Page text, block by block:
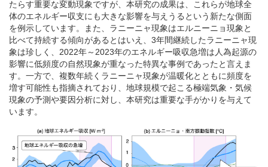
たらす重要な変動現象ですが、本研究の成果は、これらが地球全
体のエネルギー収支にも大きな影響を与えうるという新たな側面
を例示しています。また、ラニーニャ現象はエルニーニョ現象と
比べて持続する傾向があるとはいえ、3年間継続したラニーニャ現
象は珍しく、2022年～2023年のエネルギー吸収急増は人為起源の
影響に低頻度の自然現象が重なった特異な事例であったと言えま
す。一方で、複数年続くラニーニャ現象が温暖化とともに頻度を
増す可能性も指摘されており、地球規模で起こる極端気象・気候
現象の予測や要因分析に対し、本研究は重要な手がかりを与えて
います。